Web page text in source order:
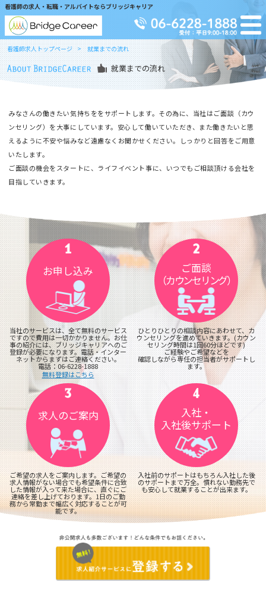
看護師の求人・転職・アルバイトならブリッジキャリア
看護師求人トップページ 就業までの流れ
就業までの流れ
みなさんの働きたい気持ちををサポートします。その為に、当社はご面談（カウ
ンセリング）を大事にしています。安心して働いていただき、また働きたいと思
えるように不安や悩みなど遠慮なくお聞かせください。しっかりと回答をご用意
いたします。
ご面談の機会をスタートに、ライフイベント事に、いつでもご相談頂ける会社を
目指していきます。
お申し込み
当社のサービスは、全て無料のサービス
ですので費用は一切かかりません。お仕
事の紹介には、ブリッジキャリアへのご
登録が必要になります。電話・インター
ネットからまずはご連絡ください。
電話：06-6228-1888
無料登録はこちら
ご面談
（カウンセリング）
ひとりひとりの相談内容にあわせて、カ
ウンセリングを進めていきます。(カウン
セリング時間は1回60分ほどです)
ご経験やご希望などを
確認しながら専任の担当者がサポートし
ます。
求人のご案内
ご希望の求人をご案内します。ご希望の
求人情報がない場合でも希望条件に合致
した情報が入って来た場合に、直ぐにご
連絡を差し上げております。1日のご勤
務から常勤まで幅広く対応することが可
能です。
入社・
入社後サポート
入社前のサポートはもちろん入社した後
のサポートまで万全。慣れない勤務先で
も安心して就業することが出来ます。